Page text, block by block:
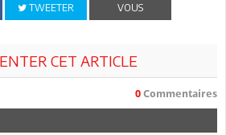
TWEETER
VOUS
CET ARTICLE
0 Commentaires